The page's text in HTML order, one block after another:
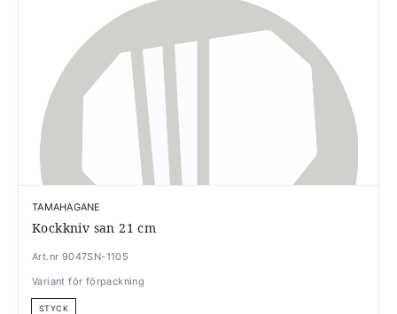
TAMAHAGANE
Kockkniv san 21 cm
Art.nr 9047SN-1105
Variant för förpackning
STYCK